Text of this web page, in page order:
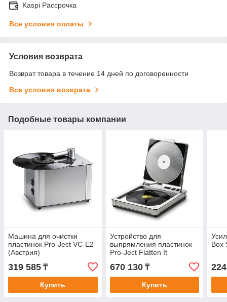
Kaspi Рассрочка
Все условия оплаты
Условия возврата
Возврат товара в течение 14 дней по договоренности
Все условия возврата
Подобные товары компании
Машина для очистки
пластинок Pro-Ject VC-E2
(Австрия)
319 585 ₸
Купить
Устройство для
выпрямления пластинок
Pro-Ject Flatten It
670 130₸
Купить
Box